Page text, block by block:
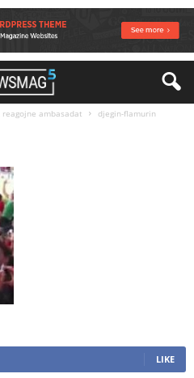
ambasadat djegin-flamurin
LIKE